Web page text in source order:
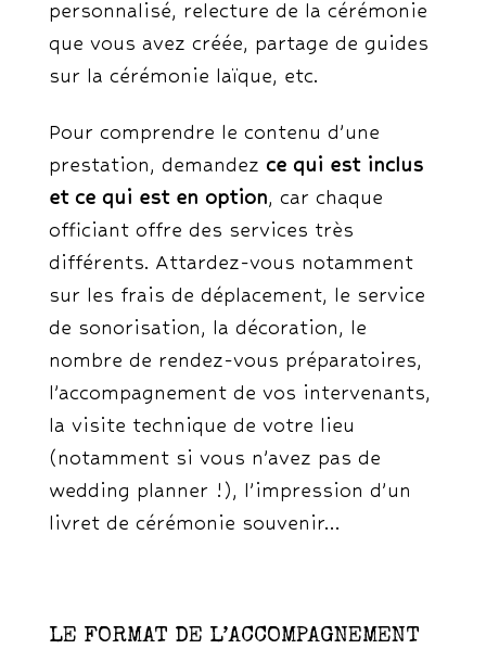
personnalisé, relecture de la cérémonie
que vous avez créée, partage de guides
sur la cérémonie laïque, etc.
Pour comprendre le contenu d’une
prestation, demandez ce qui est inclus
et ce qui est en option, car chaque
officiant offre des services très
différents. Attardez-vous notamment
sur les frais de déplacement, le service
de sonorisation, la décoration, le
nombre de rendez-vous préparatoires,
l’accompagnement de vos intervenants,
la visite technique de votre lieu
(notamment si vous n’avez pas de
wedding planner !), l’impression d’un
livret de cérémonie souvenir…
LE FORMAT DE L’ACCOMPAGNEMENT